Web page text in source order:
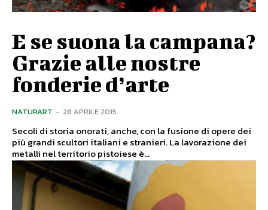
E se suona la campana?
Grazie alle nostre
fonderie d’arte
NATURART - 28 APRILE 2015
Secoli di storia onorati, anche, con la fusione di opere dei
più grandi scultori italiani e stranieri. La lavorazione dei
metalli nel territorio pistoiese è...